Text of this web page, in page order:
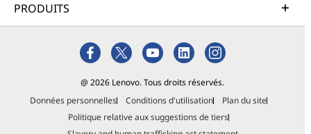
PRODUITS
@ 2026 Lenovo. Tous droits réservés.
Données personnelles
Conditions d'utilisation
Plan du site
Politique relative aux suggestions de tiers